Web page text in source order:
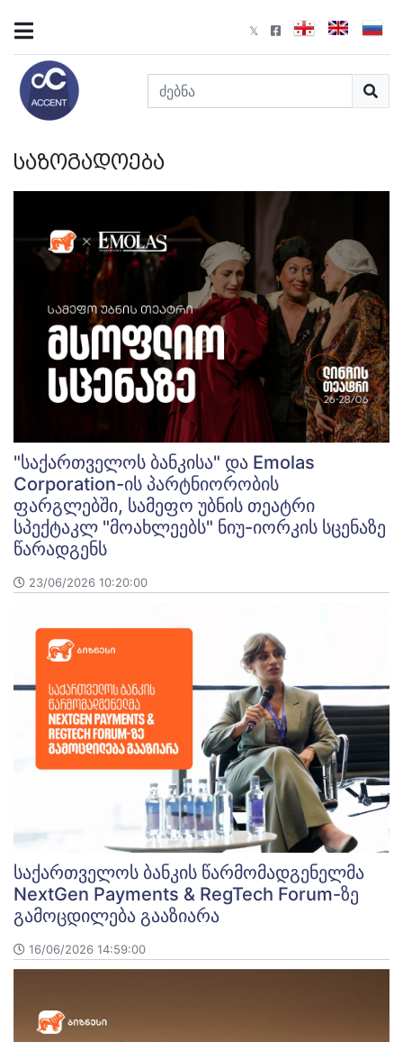
საზოგადოება
"საქართველოს ბანკისა" და Emolas
Corporation-ის პარტნიორობის
ფარგლებში, სამეფო უბნის თეატრი
სპექტაკლ "მოახლეებს" ნიუ-იორკის სცენაზე
წარადგენს
23/06/2026 10:20:00
საქართველოს ბანკის წარმომადგენელმა
NextGen Payments & RegTech Forum-ზე
გამოცდილება გააზიარა
16/06/2026 14:59:00